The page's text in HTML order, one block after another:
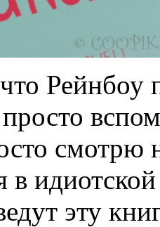
Рейнбоу
просто
смотрю
в
эту